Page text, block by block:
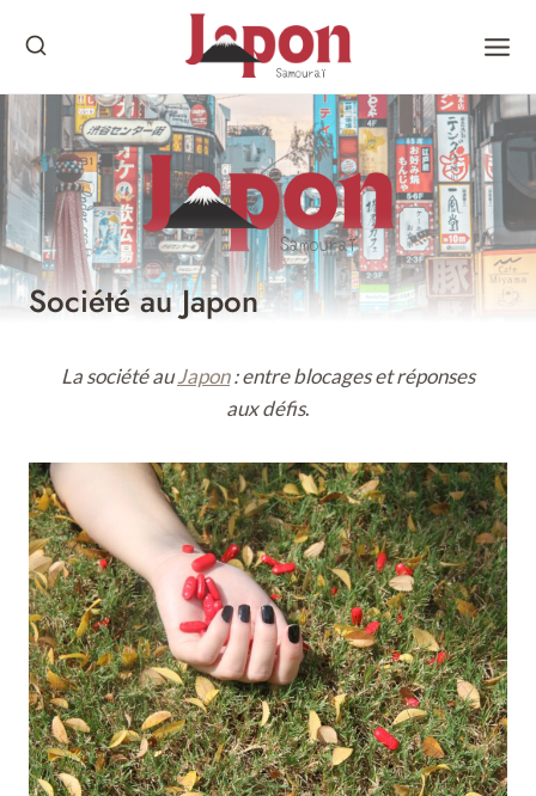
Société au Japon
La société auJapon: entre blocages et réponses
aux défis.